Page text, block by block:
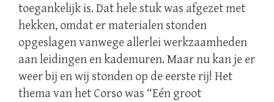
toegankelijk is. Dat hele stuk was afgezet met
hekken, omdat er materialen stonden
opgeslagen vanwege allerlei werkzaamheden
aan leidingen en kademuren. Maar nu kan je er
weer bij en wij stonden op de eerste rij! Het
thema van het Corso was “Eén groot